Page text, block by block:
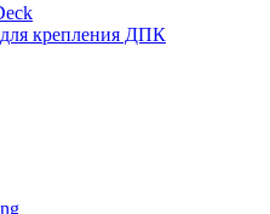
крепления ДПК